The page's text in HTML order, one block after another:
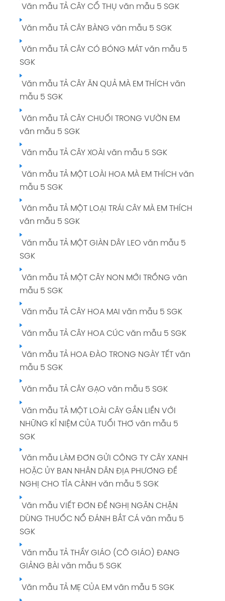
Tuần 9: CON NGƯỜI VỚI THIÊN NHIÊN giải
Tiếng Việt 5 tập 1 Trang 85
Tuần 10: ÔN TẬP GIỮA HỌC KÌ I giải Tiếng Việt
5 tập 1 Trang 95
Tuần 11: GIỮ LẤY MÀU XANH giải Tiếng Việt 5
tập 1 Trang 102
Soạn bài TẬP LÀM VĂN: TRẢ BÀI VĂN TẢ CẢNH
giải Tiếng Việt 5 tập 1 Trang 109 SGK
Tuần 13: GIỮ LẤY MÀU XANH giải Tiếng Việt 5
tập 1 Trang 124
Tuần 14: VÌ HẠNH PHÚC CON NGƯỜI giải
Tiếng Việt 5 tập 1 Trang 135
Tuần 15: VÌ HẠNH PHÚC CON NGƯỜI giải
Tiếng Việt 5 tập 1 Trang 144
Tuần 16: VÌ HẠNH PHÚC CON NGƯỜI giải
Tiếng Việt 5 tập 1 Trang 153
Tuần 17: VÌ HẠNH PHÚC CON NGƯỜI giải
Tiếng Việt 5 tập 1 Trang 164
Tuần 18: ÔN TẬP CUỐI HỌC KÌ I giải Tiếng
Việt 5 tập 1 Trang 173
Văn mẫu TẢ CÂY CỔ THỤ văn mẫu 5 SGK
Văn mẫu TẢ CÂY BÀNG văn mẫu 5 SGK
Văn mẫu TẢ CÂY CÓ BÓNG MÁT văn mẫu 5
SGK
Văn mẫu TẢ CÂY ĂN QUẢ MÀ EM THÍCH văn
mẫu 5 SGK
Văn mẫu TẢ CÂY CHUỐI TRONG VƯỜN EM
văn mẫu 5 SGK
Văn mẫu TẢ CÂY XOÀI văn mẫu 5 SGK
Văn mẫu TẢ MỘT LOÀI HOA MÀ EM THÍCH văn
mẫu 5 SGK
Văn mẫu TẢ MỘT LOẠI TRÁI CÂY MÀ EM THÍCH
văn mẫu 5 SGK
Văn mẫu TẢ MỘT GIÀN DÂY LEO văn mẫu 5
SGK
Văn mẫu TẢ MỘT CÂY NON MỚI TRỒNG văn
mẫu 5 SGK
Văn mẫu TẢ CÂY HOA MAI văn mẫu 5 SGK
Văn mẫu TẢ CÂY HOA CÚC văn mẫu 5 SGK
Văn mẫu TẢ HOA ĐÀO TRONG NGÀY TẾT văn
mẫu 5 SGK
Văn mẫu TẢ CÂY GẠO văn mẫu 5 SGK
Văn mẫu TẢ MỘT LOÀI CÂY GẮN LIỀN VỚI
NHỮNG KỈ NIỆM CỦA TUỔI THƠ văn mẫu 5
SGK
Văn mẫu LÀM ĐƠN GỬI CÔNG TY CÂY XANH
HOẶC ỦY BAN NHÂN DÂN ĐỊA PHƯƠNG ĐỀ
NGHỊ CHO TỈA CÀNH văn mẫu 5 SGK
Văn mẫu VIẾT ĐƠN ĐỀ NGHỊ NGĂN CHẶN
DÙNG THUỐC NỔ ĐÁNH BẮT CÁ văn mẫu 5
SGK
Văn mẫu TẢ THẦY GIÁO (CÔ GIÁO) ĐANG
GIẢNG BÀI văn mẫu 5 SGK
Văn mẫu TẢ MẸ CỦA EM văn mẫu 5 SGK